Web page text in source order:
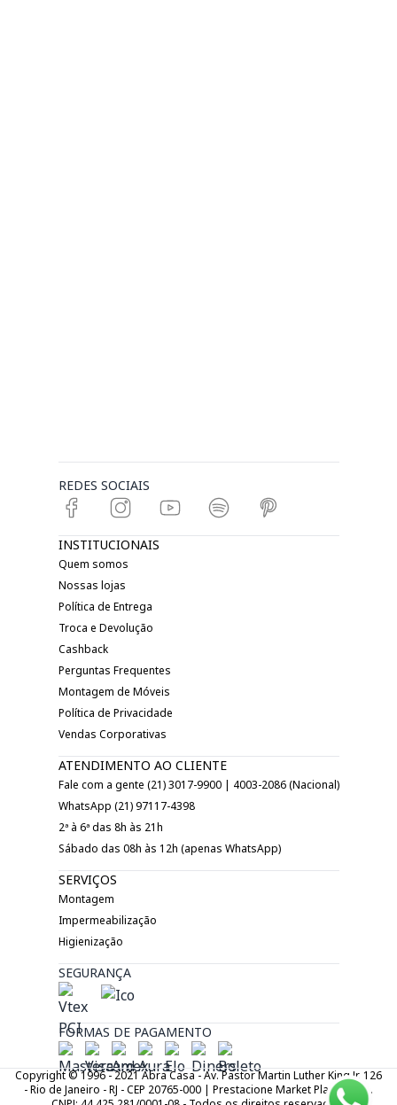
REDES SOCIAIS
INSTITUCIONAIS
Quem somos
Nossas lojas
Política de Entrega
Troca e Devolução
Cashback
Perguntas Frequentes
Montagem de Móveis
Política de Privacidade
Vendas Corporativas
ATENDIMENTO AO CLIENTE
Fale com a gente (21) 3017-9900 | 4003-2086 (Nacional)
WhatsApp (21) 97117-4398
2ª à 6ª das 8h às 21h
Sábado das 08h às 12h (apenas WhatsApp)
SERVIÇOS
Montagem
Impermeabilização
Higienização
SEGURANÇA
FORMAS DE PAGAMENTO
Copyright © 1996 - 2021 Abra Casa - Av. Pastor Martin Luther King Jr. 126
- Rio de Janeiro - RJ - CEP 20765-000 | Prestacione Market Place LTDA.